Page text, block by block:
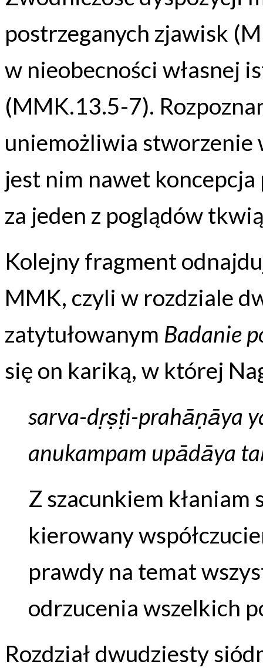
postrzeganych zjawisk
w nieobecności własnej
(MMK.13.5-7).
uniemożliwia stworzenie
jest nim nawet
za jeden z poglądów
Kolejny fragment
MMK, czyli w rozdziale
zatytułowanym Badanie
się on kariką, w której
sarva-dṛṣṭi-prahāṇāya
anukampam upādāya
Z szacunkiem
kierowany
prawdy na temat
odrzucenia wszelkich
Rozdział dwudziesty